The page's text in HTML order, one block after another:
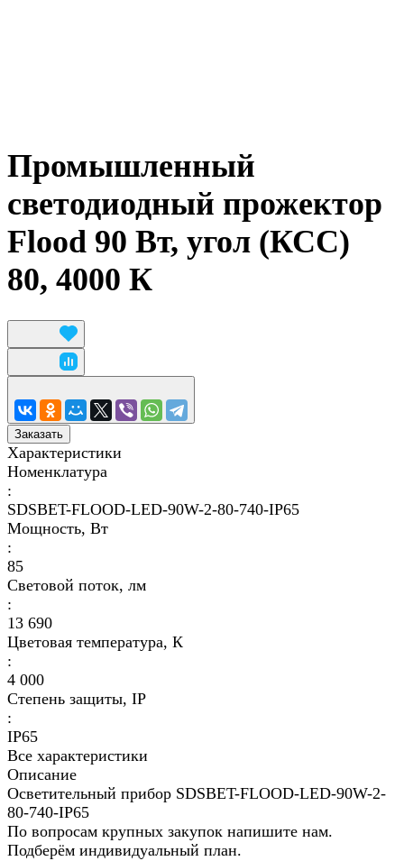
Промышленный
светодиодный прожектор
Flood 90 Вт, угол (КСС)
80, 4000 К
Заказать
Характеристики
Номенклатура
:
SDSBET-FLOOD-LED-90W-2-80-740-IP65
Мощность, Вт
:
85
Световой поток, лм
:
13 690
Цветовая температура, К
:
4 000
Степень защиты, IP
:
IP65
Все характеристики
Описание
Осветительный прибор SDSBET-FLOOD-LED-90W-2-
80-740-IP65
По вопросам крупных закупок напишите нам.
Подберём индивидуальный план.